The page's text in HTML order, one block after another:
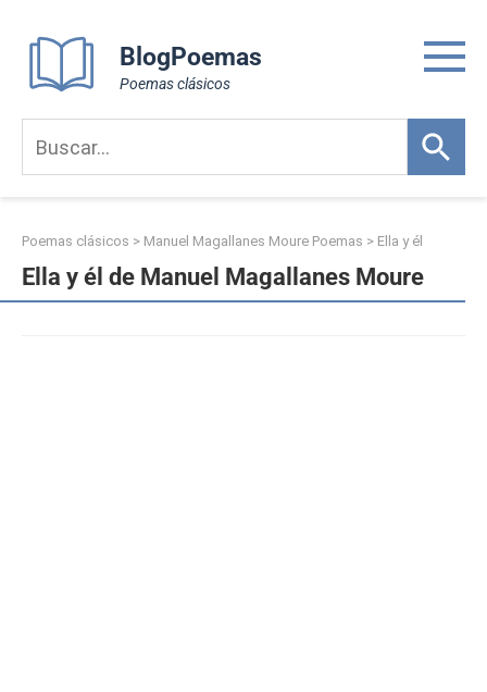
content
BlogPoemas
Poemas clásicos
Poemas clásicos > Manuel Magallanes Moure Poemas > Ella y él
Ella y él de Manuel Magallanes Moure